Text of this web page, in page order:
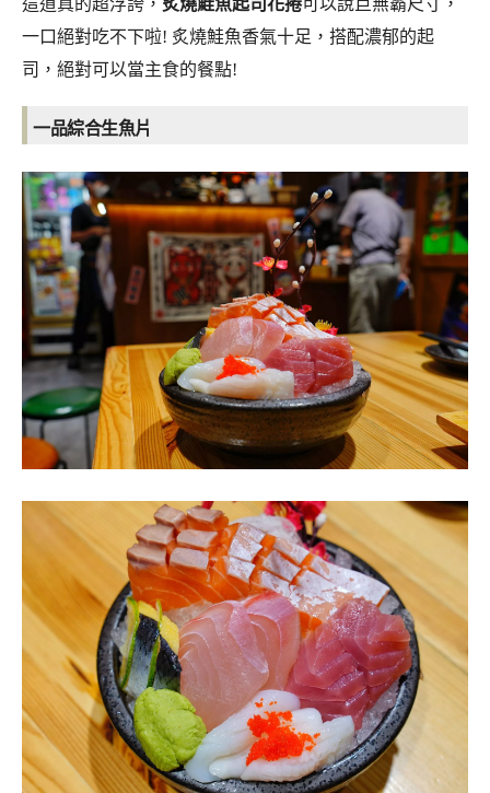
這道真的超浮誇， 炙燒鮭魚起司花捲可以說巨無霸尺寸，
一口絕對吃不下啦! 炙燒鮭魚香氣十足，搭配濃郁的起
司，絕對可以當主食的餐點!
一品綜合生魚片